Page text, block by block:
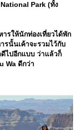
Park (ทั้ง
รให้นักท่องเที่ยวได้พัก
รนั้นเค้าจะรวมไว้กับ
ไปอีกแบบ ว่าแล้วก็
Wa ดีกว่า